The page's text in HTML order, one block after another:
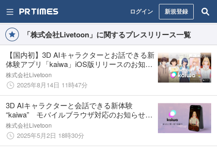
ログイン 新規登録
「株式会社Livetoon」に関するプレスリリース一覧
【国内初】3D AIキャラクターとお話できる新
体験アプリ「kaiwa」iOS版リリースのお知ら
せ
株式会社Livetoon
2025年8月14日 11時47分
3D AIキャラクターと会話できる新体験
“kaiwa” モバイルブラウザ対応のお知らせ
【株式会社Livetoon】
株式会社Livetoon
2025年5月2日 18時30分